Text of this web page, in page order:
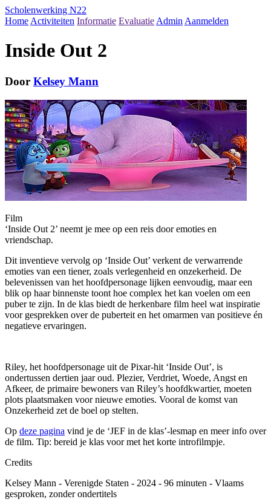
Scholenwerking N22
Home Activiteiten Informatie Evaluatie Admin Aanmelden
Inside Out 2
Door Kelsey Mann
Film
‘Inside Out 2’ neemt je mee op een reis door emoties en
vriendschap.
Dit inventieve vervolg op ‘Inside Out’ verkent de verwarrende
emoties van een tiener, zoals verlegenheid en onzekerheid. De
belevenissen van het hoofdpersonage lijken eenvoudig, maar een
blik op haar binnenste toont hoe complex het kan voelen om een
puber te zijn. In de klas biedt de herkenbare film heel wat inspiratie
voor gesprekken over de puberteit en het omarmen van positieve én
negatieve ervaringen.
Riley, het hoofdpersonage uit de Pixar-hit ‘Inside Out’, is
ondertussen dertien jaar oud. Plezier, Verdriet, Woede, Angst en
Afkeer, de primaire bewoners van Riley’s hoofdkwartier, moeten
plots plaatsmaken voor nieuwe emoties. Vooral de komst van
Onzekerheid zet de boel op stelten.
Op deze pagina vind je de ‘JEF in de klas’-lesmap en meer info over
de film. Tip: bereid je klas voor met het korte introfilmpje.
Credits
Kelsey Mann - Verenigde Staten - 2024 - 96 minuten - Vlaams
gesproken, zonder ondertitels